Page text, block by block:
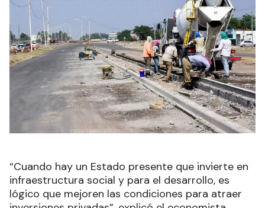
“Cuando hay un Estado presente que invierte en
infraestructura social y para el desarrollo, es
lógico que mejoren las condiciones para atraer